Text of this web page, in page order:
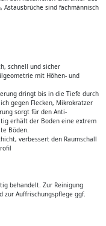
Astausbrüche sind fachmännisch
schnell und sicher
mit Höhen- und
dringt bis in die Tiefe durch
gegen Flecken, Mikrokratzer
sorgt für den Anti-
erhält der Boden eine extrem
Böden.
verbessert den Raumschall
behandelt. Zur Reinigung
zur Auffrischungspflege ggf.